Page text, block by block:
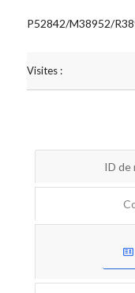
P52842/M38952/
Visites :
ID de